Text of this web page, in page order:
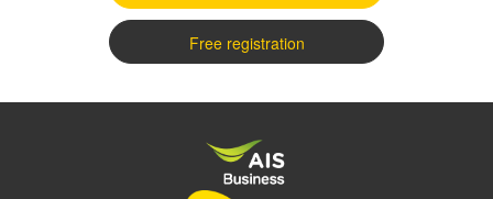
Free registration